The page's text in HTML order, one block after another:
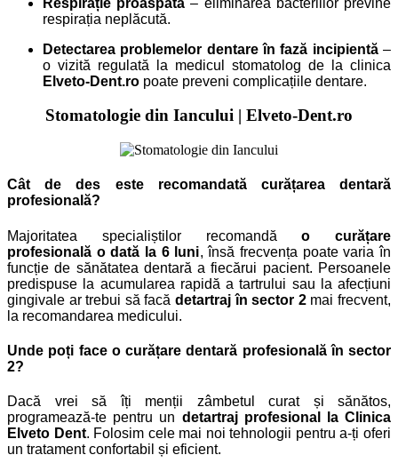
respirația neplăcută.
Detectarea problemelor dentare în fază incipientă–
o vizită regulată la medicul stomatolog de la clinica
Elveto-Dent.ro poate preveni complicațiile dentare.
Stomatologie din Iancului | Elveto-Dent.ro
Cât de des este recomandată curățarea dentară
profesională?
Majoritatea specialiștilor recomandăo curățare
profesională o dată la 6 luni, însă frecvența poate varia în
funcție de sănătatea dentară a fiecărui pacient. Persoanele
predispuse la acumularea rapidă a tartrului sau la afecțiuni
gingivale ar trebui să facă detartraj în sector 2mai frecvent,
la recomandarea medicului.
Unde poți face o curățare dentară profesională în sector
2?
Dacă vrei să îți menții zâmbetul curat și sănătos,
programează-te pentru un detartraj profesional la Clinica
Elveto Dent. Folosim cele mai noi tehnologii pentru a-ți oferi
un tratament confortabil și eficient.